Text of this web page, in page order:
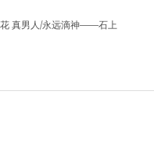
真男人/永远滴神——石上